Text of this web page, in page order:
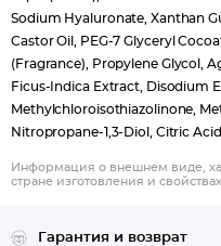
Sodium Hyaluronate, Xanthan
Castor Oil, PEG-7 Glyceryl
(Fragrance), Propylene Glycol,
Ficus-Indica Extract, Disodium
Methylchloroisothiazolinone,
Nitropropane-1,3-Diol, Citric
Информация о внешнем виде,
стране изготовления и
Гарантия и возврат